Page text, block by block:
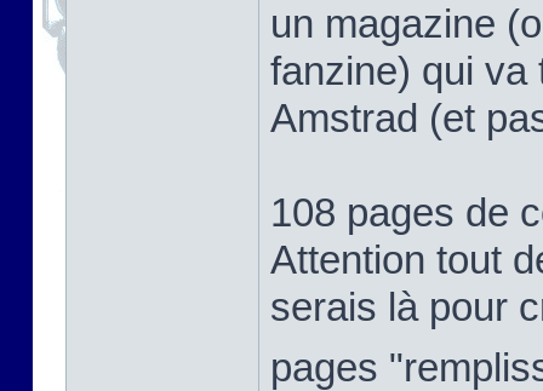
un magazine
fanzine) qui va
Amstrad (et
108 pages de
Attention tout
serais là pour
pages